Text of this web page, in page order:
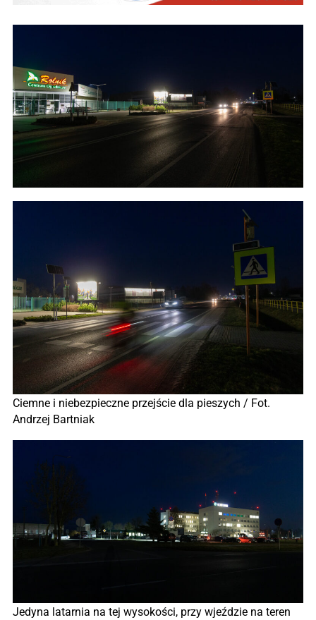
Ciemne i niebezpieczne przejście dla pieszych / Fot.
Andrzej Bartniak
Jedyna latarnia na tej wysokości, przy wjeździe na teren